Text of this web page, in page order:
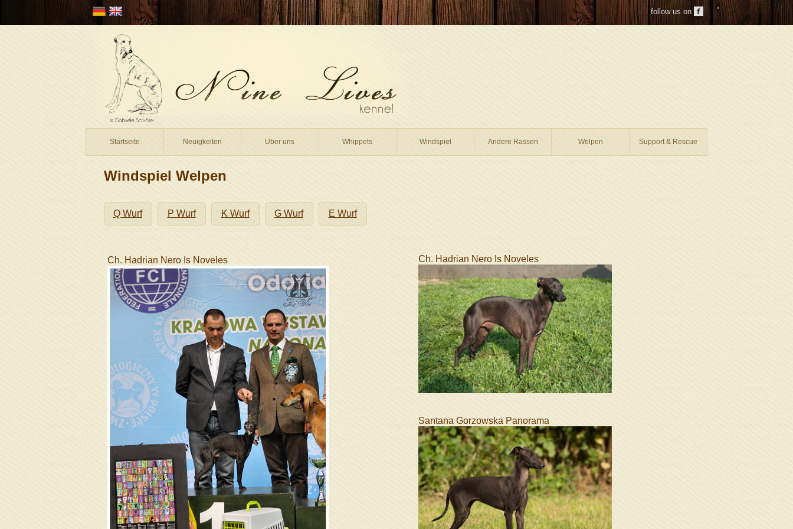
follow us on
Startseite Neuigkeiten Über uns Whippets Windspiel Andere Rassen Welpen Support & Rescue
Windspiel Welpen
Q Wurf P Wurf K Wurf G Wurf E Wurf
Ch. Hadrian Nero Is Noveles Ch. Hadrian Nero Is Noveles
Santana Gorzowska Panorama